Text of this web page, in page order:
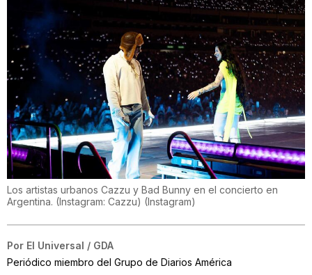
Los artistas urbanos Cazzu y Bad Bunny en el concierto en
Argentina. (Instagram: Cazzu) (Instagram)
Por El Universal / GDA
Periódico miembro del Grupo de Diarios América